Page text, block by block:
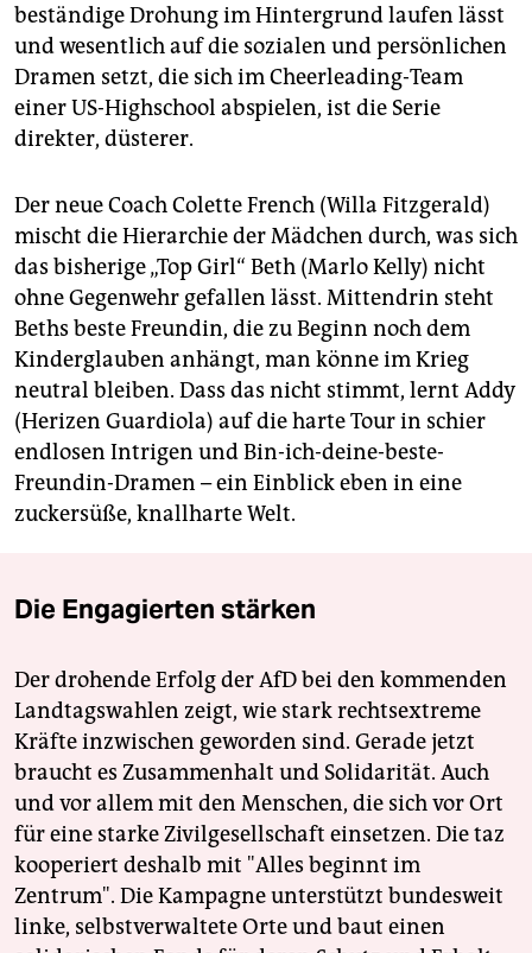
beständige Drohung im Hintergrund laufen lässt
und wesentlich auf die sozialen und persönlichen
Dramen setzt, die sich im Cheerleading-Team
einer US-Highschool abspielen, ist die Serie
direkter, düsterer.
Der neue Coach Colette French (Willa Fitzgerald)
mischt die Hierarchie der Mädchen durch, was sich
das bisherige „Top Girl“ Beth (Marlo Kelly) nicht
ohne Gegenwehr gefallen lässt. Mittendrin steht
Beths beste Freundin, die zu Beginn noch dem
Kinderglauben anhängt, man könne im Krieg
neutral bleiben. Dass das nicht stimmt, lernt Addy
(Herizen Guardiola) auf die harte Tour in schier
endlosen Intrigen und Bin-ich-deine-beste-
Freundin-Dramen – ein Einblick eben in eine
zuckersüße, knallharte Welt.
Die Engagierten stärken
Der drohende Erfolg der AfD bei den kommenden
Landtagswahlen zeigt, wie stark rechtsextreme
Kräfte inzwischen geworden sind. Gerade jetzt
braucht es Zusammenhalt und Solidarität. Auch
und vor allem mit den Menschen, die sich vor Ort
für eine starke Zivilgesellschaft einsetzen. Die taz
kooperiert deshalb mit "Alles beginnt im
Zentrum". Die Kampagne unterstützt bundesweit
linke, selbstverwaltete Orte und baut einen